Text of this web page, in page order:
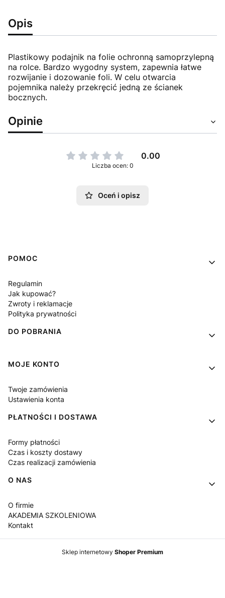
Opis
Plastikowy podajnik na folie ochronną samoprzylepną
na rolce. Bardzo wygodny system, zapewnia łatwe
rozwijanie i dozowanie foli. W celu otwarcia
pojemnika należy przekręcić jedną ze ścianek
bocznych.
Opinie
0.00
Liczba ocen: 0
Oceń i opisz
Linki w stopce
POMOC
Regulamin
Jak kupować?
Zwroty i reklamacje
Polityka prywatności
DO POBRANIA
MOJE KONTO
Twoje zamówienia
Ustawienia konta
PŁATNOŚCI I DOSTAWA
Formy płatności
Czas i koszty dostawy
Czas realizacji zamówienia
O NAS
O firmie
AKADEMIA SZKOLENIOWA
Kontakt
Sklep internetowy Shoper Premium